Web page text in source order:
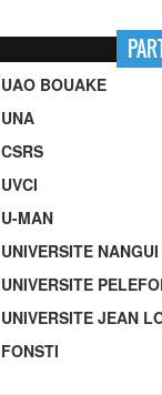
BOUAKE
MAN
JEAN